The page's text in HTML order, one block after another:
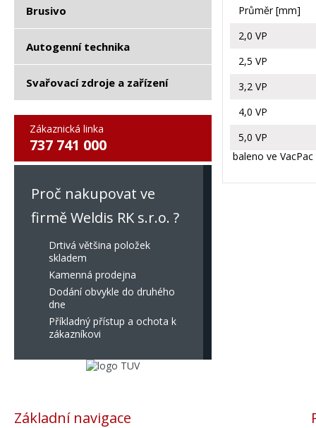
Brusivo
Autogenní technika
Svařovací zdroje a zařízení
Zákaznická linka
737 741 000
Proč nakupovat ve
firmě Weldis RK s.r.o. ?
Drtivá většina položek
skladem
Kamenná prodejna
Dodání obvykle do druhého
dne
Příkladný přístup a ochota k
zákazníkovi
Průměr [mm]
2,0 VP
2,5 VP
3,2 VP
4,0 VP
5,0 VP
baleno ve
Základní navigace